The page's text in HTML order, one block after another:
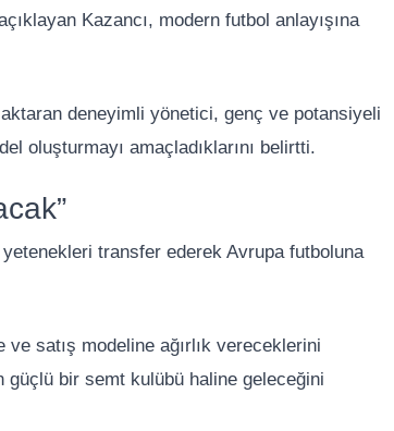
Kazancı, modern futbol anlayışına
deneyimli yönetici, genç ve potansiyeli
oluşturmayı amaçladıklarını belirtti.
yetenekleri transfer ederek Avrupa futboluna
ve satış modeline ağırlık vereceklerini
güçlü bir semt kulübü haline geleceğini